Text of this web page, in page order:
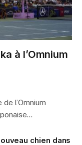
à l’Omnium
l’Omnium
chien dans